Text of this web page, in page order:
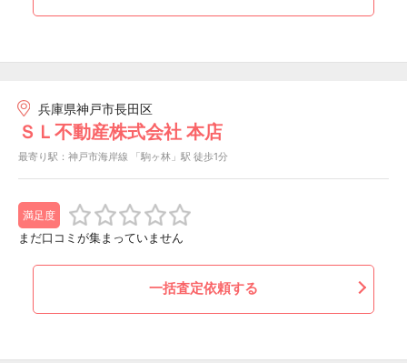
兵庫県神戸市長田区
ＳＬ不動産株式会社 本店
最寄り駅：神戸市海岸線 「駒ヶ林」駅 徒歩1分
満足度
まだ口コミが集まっていません
一括査定依頼する